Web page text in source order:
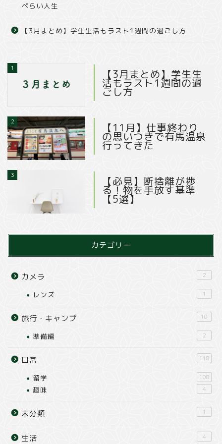
ぺらい人生
【3月まとめ】学生生活もラスト1週間の過ごし方
1 【3月まとめ】学生生
活もラスト1週間の過
ごし方
2 【11月】仕事終わり
の思いつきで有馬温泉
行ってきた
3 【必見】断捨離が捗
る！物を手放す基準
【5選】
カテゴリー
カメラ 2
レンズ 1
旅行・キャンプ 10
準備編 2
日常 118
留学 108
趣味 4
未分類 1
生活 4